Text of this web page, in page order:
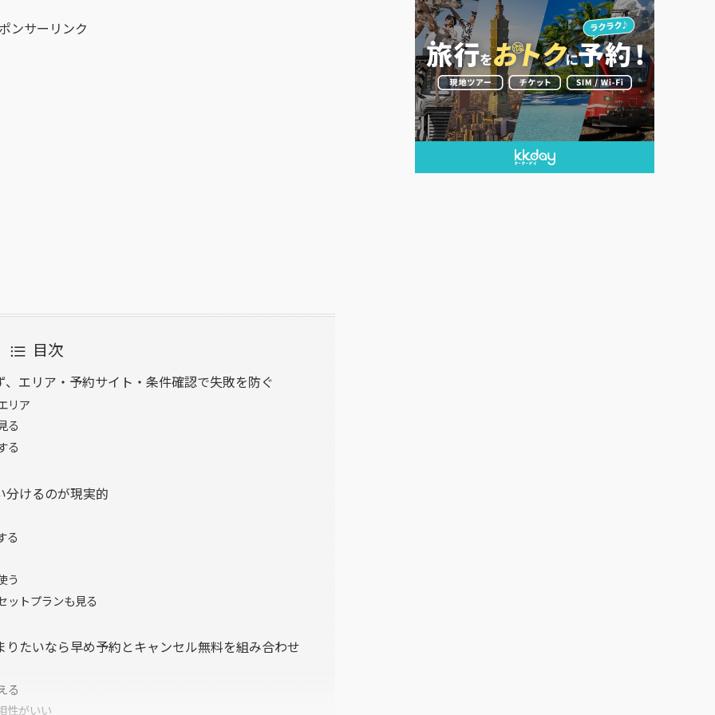
ンサーリンク
目次
エリア・予約サイト・条件確認で失敗を防ぐ
リア
る
る
分けるのが現実的
る
う
ットプランも見る
たいなら早め予約とキャンセル無料を組み合わせ
る
性がいい